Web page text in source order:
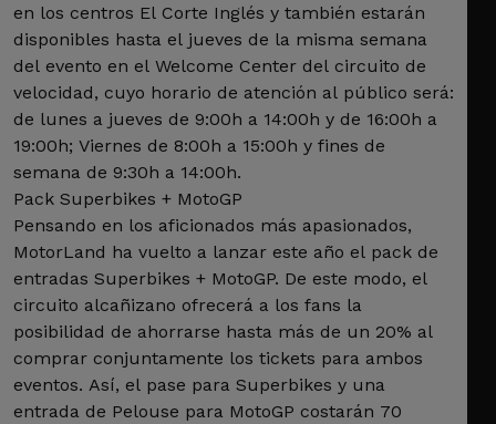
en los centros El Corte Inglés y también estarán
disponibles hasta el jueves de la misma semana
del evento en el Welcome Center del circuito de
velocidad, cuyo horario de atención al público será:
de lunes a jueves de 9:00h a 14:00h y de 16:00h a
19:00h; Viernes de 8:00h a 15:00h y fines de
semana de 9:30h a 14:00h.
Pack Superbikes + MotoGP
Pensando en los aficionados más apasionados,
MotorLand ha vuelto a lanzar este año el pack de
entradas Superbikes + MotoGP. De este modo, el
circuito alcañizano ofrecerá a los fans la
posibilidad de ahorrarse hasta más de un 20% al
comprar conjuntamente los tickets para ambos
eventos. Así, el pase para Superbikes y una
entrada de Pelouse para MotoGP costarán 70